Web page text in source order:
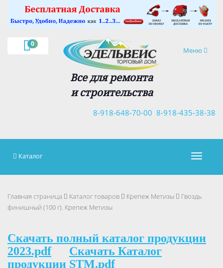
0
Навигация
Меню
Все для ремонта
и строительства
8-918-435-38-38
8-918-648-70-00
×
Каталог
Главная страница Каталог товаров Крепеж Метизы
Гвоздь
финишный (100 г). Крепеж Метизы
Скачать полный каталог продукции
2023.pdf
Скачать Каталог
продукции STM.pdf